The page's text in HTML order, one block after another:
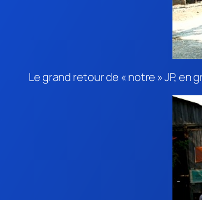
Le grand retour de « notre » JP, en